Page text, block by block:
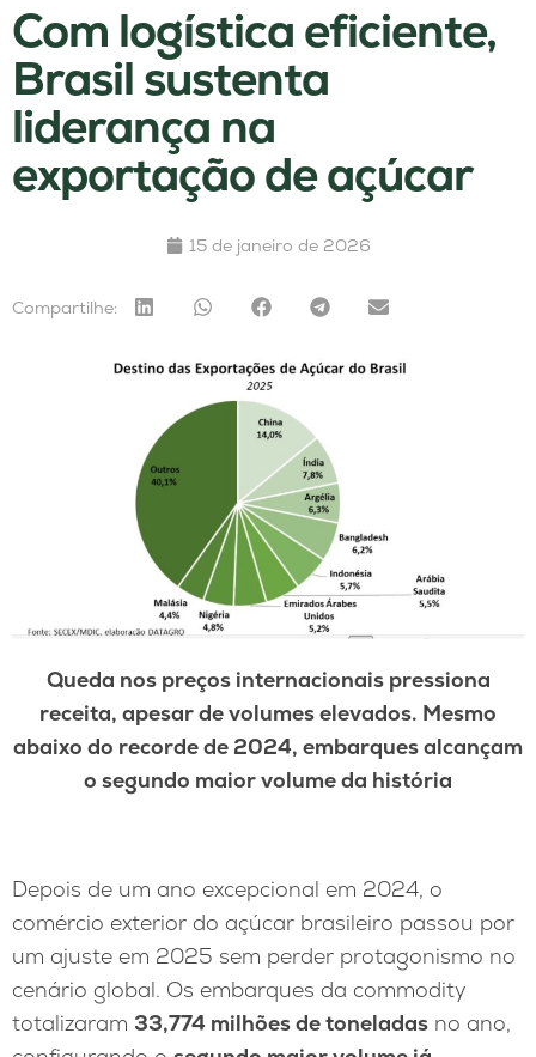
Com logística eficiente,
Brasil sustenta
liderança na
exportação de açúcar
15 de janeiro de 2026
Compartilhe:
Queda nos preços internacionais pressiona
receita, apesar de volumes elevados. Mesmo
abaixo do recorde de 2024, embarques alcançam
o segundo maior volume da história
Depois de um ano excepcional em 2024, o
comércio exterior do açúcar brasileiro passou por
um ajuste em 2025 sem perder protagonismo no
cenário global. Os embarques da commodity
totalizaram 33,774 milhões de toneladas no ano,